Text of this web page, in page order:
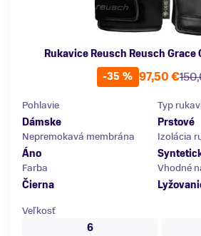
Rukavice Reusch Reusch Grace
-35 % 97,50 €
Pohlavie
Dámske
Typ
Prstové
Nepremokavá membrána
Áno
Izolácia
Farba
Čierna
Vhodné
Veľkosť
6